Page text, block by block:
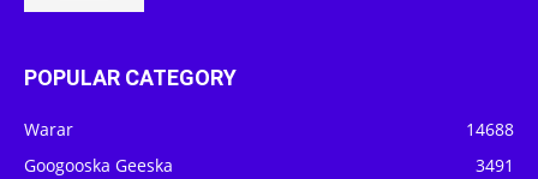
POPULAR CATEGORY
Warar
14688
Googooska Geeska
3491